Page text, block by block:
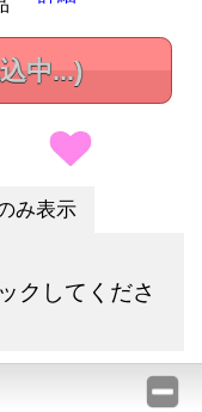
中...)
み表示
クしてくださ